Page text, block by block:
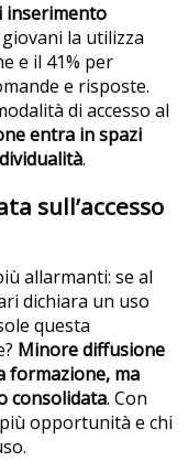
inserimento
la utilizza
e il 41% per
e risposte.
di accesso al
entra in spazi
.
sull’accesso
allarmanti: se al
dichiara un uso
questa
Minore diffusione
ma
consolidata. Con
opportunità e chi